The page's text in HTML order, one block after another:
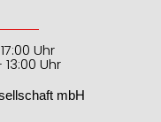
Uhr
Uhr
mbH